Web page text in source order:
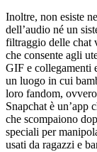
Inoltre, non esiste
dell’audio né un
filtraggio delle chat
che consente agli
GIF e collegamenti
un luogo in cui
loro fandom,
Snapchat è un’app
che scompaiono
speciali per
usati da ragazzi e